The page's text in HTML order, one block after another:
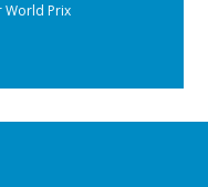
World Prix